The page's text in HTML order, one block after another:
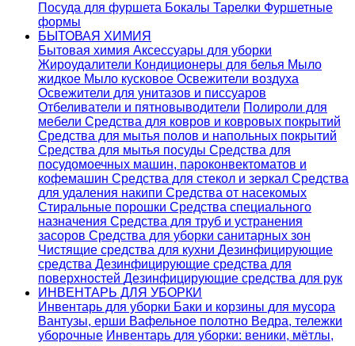
Посуда для фуршета Бокалы Тарелки Фуршетные
формы
БЫТОВАЯ ХИМИЯ
Бытовая химия Аксессуары для уборки
Жироудалители Кондиционеры для белья Мыло
жидкое Мыло кусковое Освежители воздуха
Освежители для унитазов и писсуаров
Отбеливатели и пятновыводители Полироли для
мебели Средства для ковров и ковровых покрытий
Средства для мытья полов и напольных покрытий
Средства для мытья посуды Средства для
посудомоечных машин, пароконвектоматов и
кофемашин Средства для стекол и зеркал Средства
для удаления накипи Средства от насекомых
Стиральные порошки Cредства специального
назначения Средства для труб и устранения
засоров Средства для уборки санитарных зон
Чистящие средства для кухни Дезинфицирующие
средства Дезинфицирующие средства для
поверхностей Дезинфицирующие средства для рук
ИНВЕНТАРЬ ДЛЯ УБОРКИ
Инвентарь для уборки Баки и корзины для мусора
Вантузы, ерши Вафельное полотно Ведра, тележки
уборочные Инвентарь для уборки: веники, мётлы,